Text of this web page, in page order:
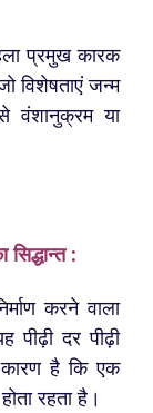
प्रमुख कारक
विशेषताएं जन्म
वंशानुक्रम या
:
करने वाला
पीढ़ी दर पीढ़ी
कारण है कि एक
रहता है।